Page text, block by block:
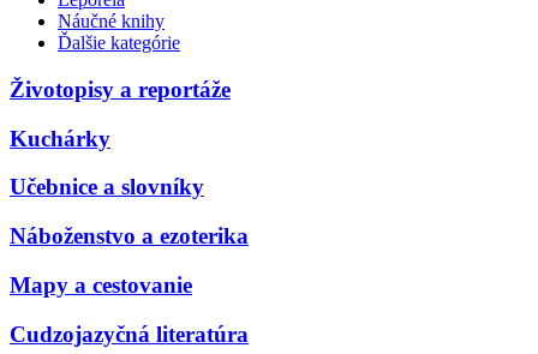
Náučné knihy
Ďalšie kategórie
Životopisy a reportáže
Kuchárky
Učebnice a slovníky
Náboženstvo a ezoterika
Mapy a cestovanie
Cudzojazyčná literatúra